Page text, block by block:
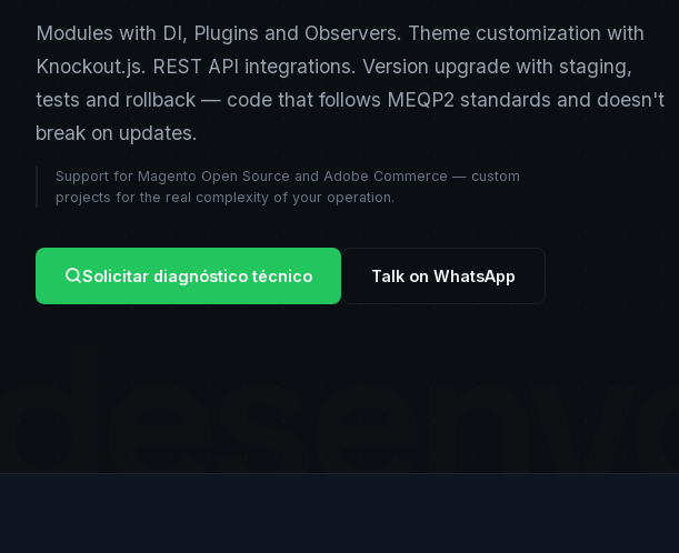
Modules with DI, Plugins and Observers. Theme customization with
Knockout.js. REST API integrations. Version upgrade with staging,
tests and rollback — code that follows MEQP2 standards and doesn't
break on updates.
Support for Magento Open Source and Adobe Commerce — custom
projects for the real complexity of your operation.
Solicitar diagnóstico técnico Talk on WhatsApp